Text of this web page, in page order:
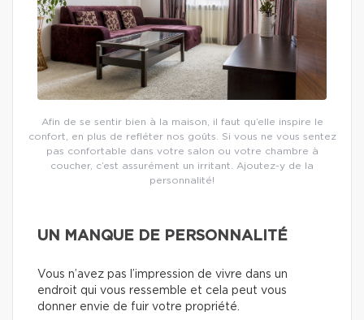
Afin de se sentir bien à la maison, il faut qu’elle inspire le
confort, en plus de refléter nos goûts. Si vous ne vous sentez
pas confortable dans votre salon ou votre chambre à
coucher, c’est assurément un irritant. Ajoutez-y de la
personnalité!
UN MANQUE DE PERSONNALITÉ
Vous n’avez pas l’impression de vivre dans un
endroit qui vous ressemble et cela peut vous
donner envie de fuir votre propriété.